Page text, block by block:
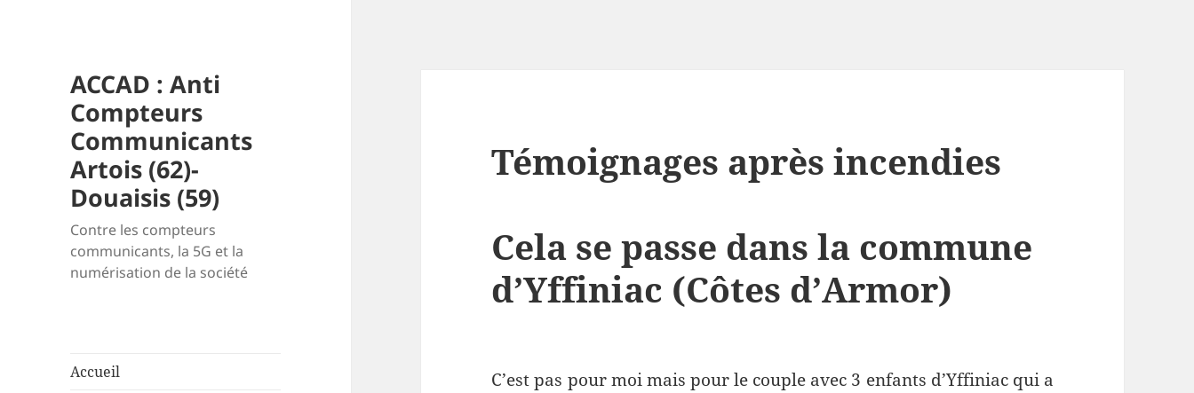
ACCAD : Anti
Compteurs
Communicants
Artois (62)-
Douaisis (59)
Contre les compteurs
communicants, la 5G et la
numérisation de la société
Accueil
Témoignages après incendies
Cela se passe dans la commune
d’Yffiniac (Côtes d’Armor)
C’est pas pour moi mais pour le couple avec 3 enfants d’Yffiniac qui a